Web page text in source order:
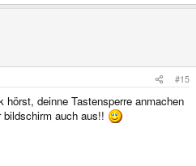
#15
deinne Tastensperre anmachen
auch aus!!